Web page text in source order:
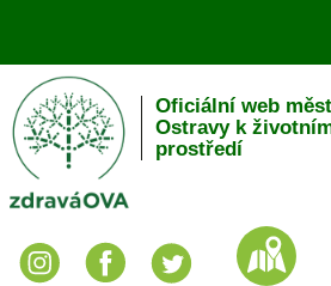
Oficiální web
Ostravy k
prostředí